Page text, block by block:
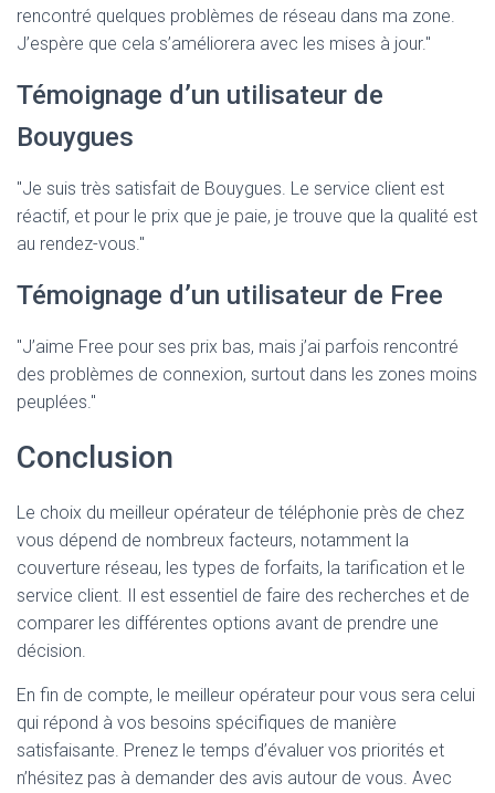
rencontré quelques problèmes de réseau dans ma zone.
J’espère que cela s’améliorera avec les mises à jour."
Témoignage d’un utilisateur de
Bouygues
"Je suis très satisfait de Bouygues. Le service client est
réactif, et pour le prix que je paie, je trouve que la qualité est
au rendez-vous."
Témoignage d’un utilisateur de Free
"J’aime Free pour ses prix bas, mais j’ai parfois rencontré
des problèmes de connexion, surtout dans les zones moins
peuplées."
Conclusion
Le choix du meilleur opérateur de téléphonie près de chez
vous dépend de nombreux facteurs, notamment la
couverture réseau, les types de forfaits, la tarification et le
service client. Il est essentiel de faire des recherches et de
comparer les différentes options avant de prendre une
décision.
En fin de compte, le meilleur opérateur pour vous sera celui
qui répond à vos besoins spécifiques de manière
satisfaisante. Prenez le temps d’évaluer vos priorités et
n’hésitez pas à demander des avis autour de vous. Avec